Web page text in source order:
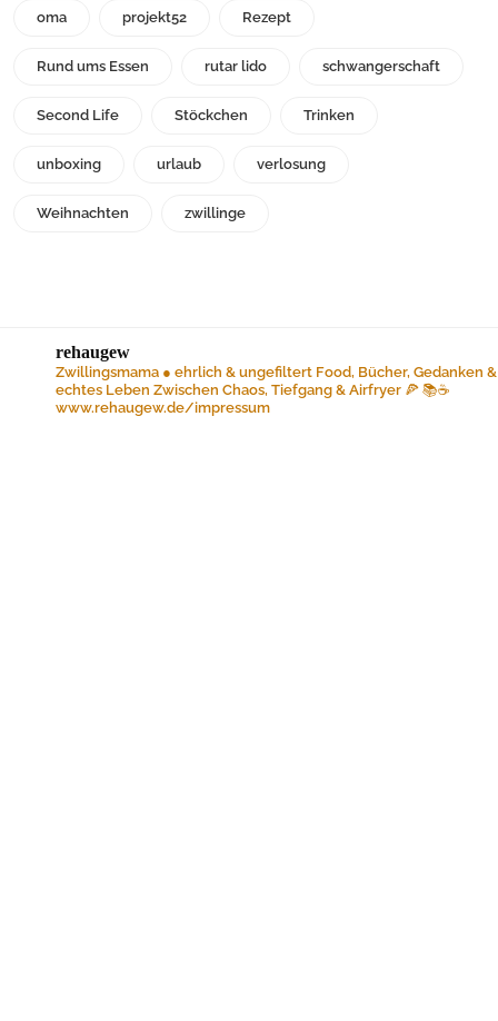
oma projekt52 Rezept
Rund ums Essen rutar lido schwangerschaft
Second Life Stöckchen Trinken
unboxing urlaub verlosung
Weihnachten zwillinge
rehaugew
Zwillingsmama ● ehrlich & ungefiltert Food, Bücher, Gedanken &
echtes Leben Zwischen Chaos, Tiefgang & Airfryer 🍕 📚☕️
www.rehaugew.de/impressum